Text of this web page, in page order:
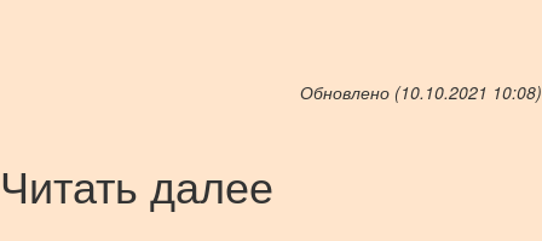
Обновлено (10.10.2021 10:08)
Читать далее